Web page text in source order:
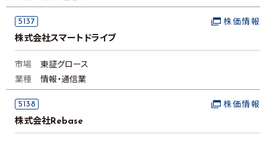
5137
株式会社スマートドライブ
株価情報
市場
東証グロース
業種
情報・通信業
5138
株式会社Rebase
株価情報